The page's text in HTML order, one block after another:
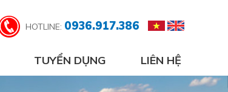
HOTLINE: 0936.917.386
TUYỂN DỤNG LIÊN HỆ